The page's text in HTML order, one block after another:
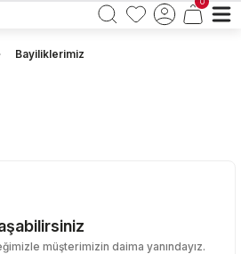
0
Bayiliklerimiz
müşterimizin daima yanındayız.